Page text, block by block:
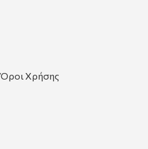
Όροι Χρήσης